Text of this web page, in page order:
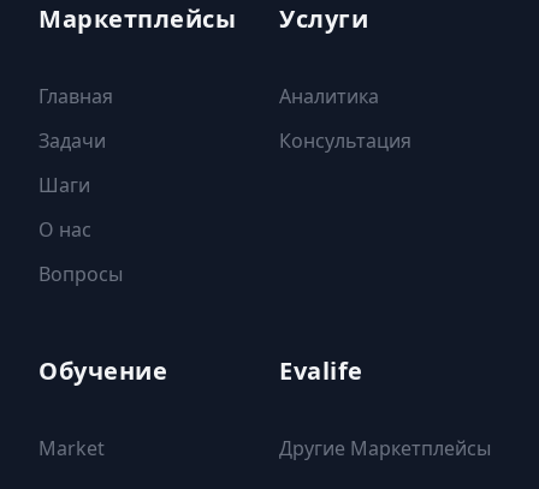
Маркетплейсы
Главная
Задачи
Шаги
О нас
Вопросы
Услуги
Аналитика
Консультация
Обучение
Market
Evalife
Другие Маркетплейсы